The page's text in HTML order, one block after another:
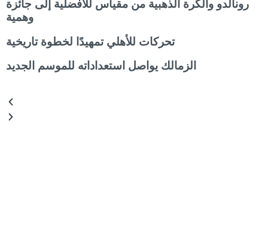
رونالدو والكرة الذهبية من مقياس للافضلية إلى جائزة
وهمية
تحركات للأهلي تمهيدًا لخطوة تاريخية
الزمالك يواصل استعداداته للموسم الجديد